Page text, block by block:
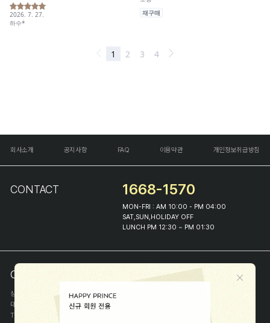
회사소개 공지사항 FAQ 이용약관 개인정보취급방침
CONTACT 1668-1570
MON-FRI : AM 10:00 - PM 04:00
SAT,SUN,HOLIDAY OFF
LUNCH PM 12:30 ~ PM 01:30
COMPANY INFO
상호
(주)해피프린스
대표
이화진
TEL